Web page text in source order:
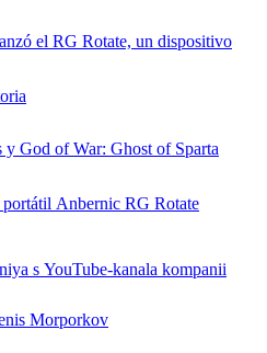
el RG Rotate, un dispositivo
y God of War: Ghost of Sparta
Anbernic RG Rotate
s YouTube-kanala kompanii
Morporkov